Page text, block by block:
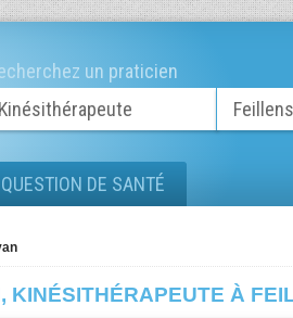
un praticien
QUESTION DE SANTÉ
KINÉSITHÉRAPEUTE À